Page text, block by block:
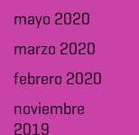
mayo 2020
marzo 2020
febrero 2020
noviembre
2019